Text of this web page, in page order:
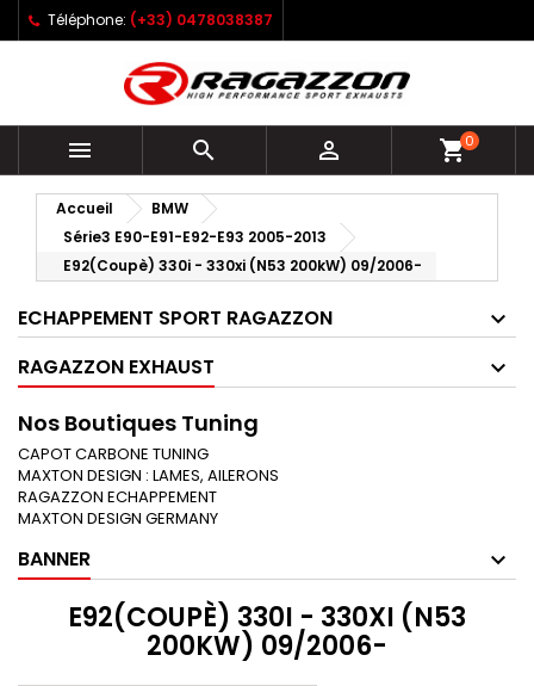
Téléphone: (+33) 0478038387
   shopping_cart0
Accueil
BMW
Série3 E90-E91-E92-E93 2005-2013
E92(Coupè) 330i - 330xi (N53 200kW) 09/2006-
ECHAPPEMENT SPORT RAGAZZON
RAGAZZON EXHAUST
Nos Boutiques Tuning
CAPOT CARBONE TUNING
MAXTON DESIGN : LAMES, AILERONS
RAGAZZON ECHAPPEMENT
MAXTON DESIGN GERMANY
BANNER
E92(COUPÈ) 330I - 330XI (N53
200KW) 09/2006-